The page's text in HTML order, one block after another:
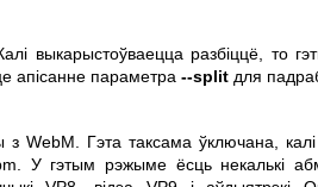
выкарыстоўваецца разбіццё, то
апісанне параметра--split для
WebM. Гэта таксама ўключана,
У гэтым рэжыме ёсць некалькі